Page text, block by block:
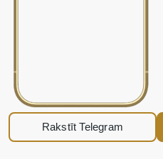
Rakstīt Telegram